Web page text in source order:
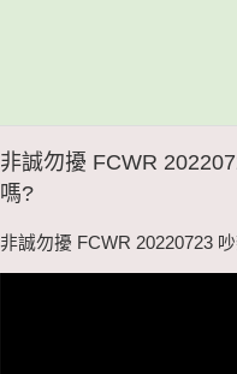
非誠勿擾 FCWR
嗎?
非誠勿擾 FCWR 20220723